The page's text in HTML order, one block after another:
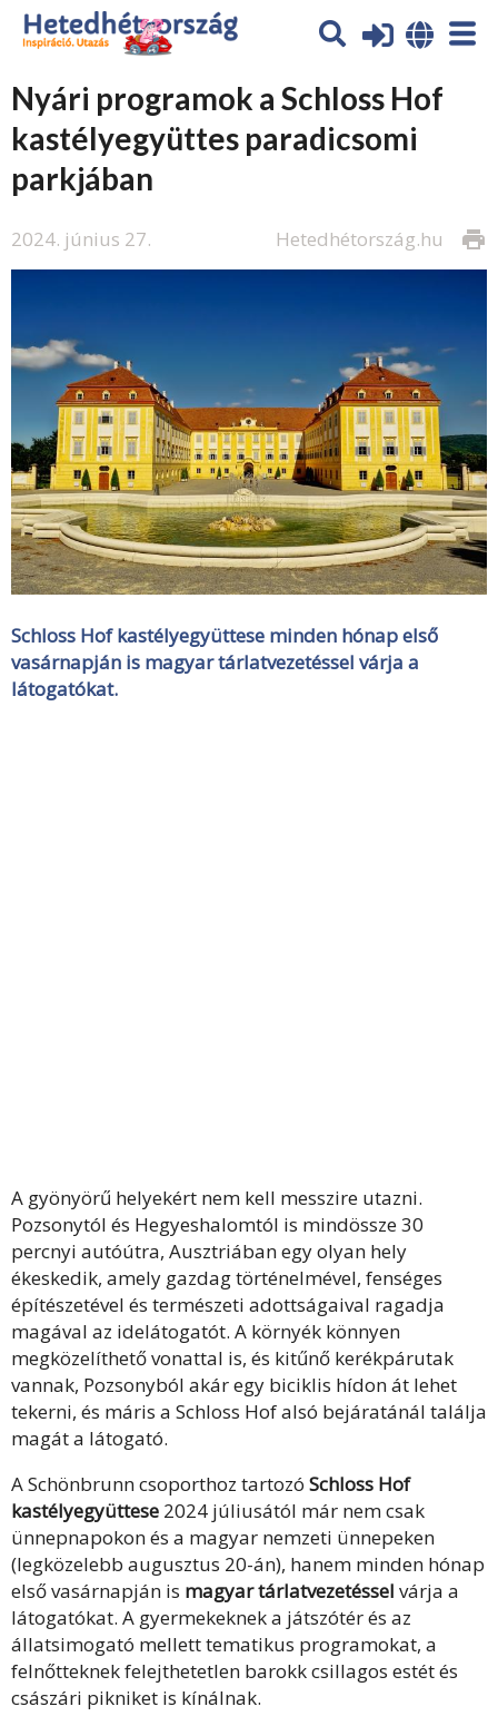
Nyári programok a Schloss Hof
kastélyegyüttes paradicsomi
parkjában
2024. június 27. print
Hetedhétország.hu
Schloss Hof kastélyegyüttese minden hónap első
vasárnapján is magyar tárlatvezetéssel várja a
látogatókat.
A gyönyörű helyekért nem kell messzire utazni.
Pozsonytól és Hegyeshalomtól is mindössze 30
percnyi autóútra, Ausztriában egy olyan hely
ékeskedik, amely gazdag történelmével, fenséges
építészetével és természeti adottságaival ragadja
magával az idelátogatót. A környék könnyen
megközelíthető vonattal is, és kitűnő kerékpárutak
vannak, Pozsonyból akár egy biciklis hídon át lehet
tekerni, és máris a Schloss Hof alsó bejáratánál találja
magát a látogató.
A Schönbrunn csoporthoz tartozó Schloss Hof
kastélyegyüttese 2024 júliusától már nem csak
ünnepnapokon és a magyar nemzeti ünnepeken
(legközelebb augusztus 20-án), hanem minden hónap
első vasárnapján is magyar tárlatvezetéssel várja a
látogatókat. A gyermekeknek a játszótér és az
állatsimogató mellett tematikus programokat, a
felnőtteknek felejthetetlen barokk csillagos estét és
császári pikniket is kínálnak.